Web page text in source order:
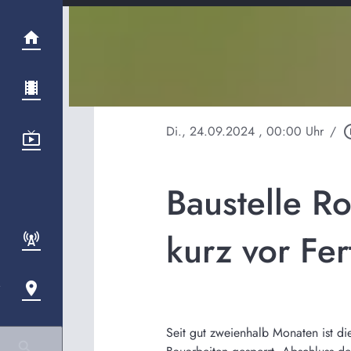
Di., 24.09.2024 , 00:00 Uhr /
Baustelle
kurz vor
Seit gut zweienhalb Monaten ist